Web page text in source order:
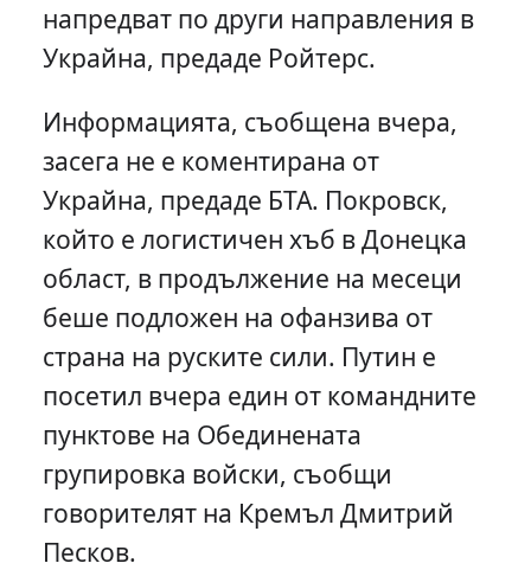
напредват по други направления в
Украйна, предаде Ройтерс.
Информацията, съобщена вчера,
засега не е коментирана от
Украйна, предаде БТА. Покровск,
който е логистичен хъб в Донецка
област, в продължение на месеци
беше подложен на офанзива от
страна на руските сили. Путин е
посетил вчера един от командните
пунктове на Обединената
групировка войски, съобщи
говорителят на Кремъл Дмитрий
Песков.